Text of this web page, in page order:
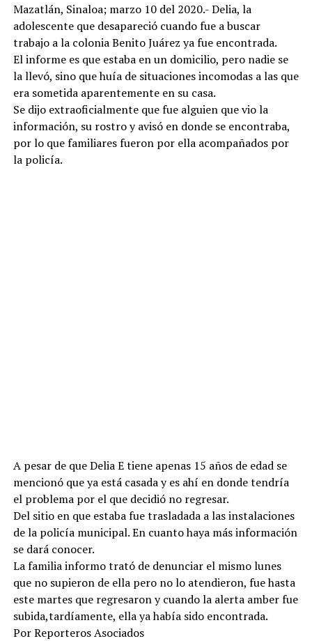
Mazatlán, Sinaloa; marzo 10 del 2020.- Delia, la
adolescente que desapareció cuando fue a buscar
trabajo a la colonia Benito Juárez ya fue encontrada.
El informe es que estaba en un domicilio, pero nadie se
la llevó, sino que huía de situaciones incomodas a las que
era sometida aparentemente en su casa.
Se dijo extraoficialmente que fue alguien que vio la
información, su rostro y avisó en donde se encontraba,
por lo que familiares fueron por ella acompañados por
la policía.
A pesar de que Delia E tiene apenas 15 años de edad se
mencionó que ya está casada y es ahí en donde tendría
el problema por el que decidió no regresar.
Del sitio en que estaba fue trasladada a las instalaciones
de la policía municipal. En cuanto haya más información
se dará conocer.
La familia informo trató de denunciar el mismo lunes
que no supieron de ella pero no lo atendieron, fue hasta
este martes que regresaron y cuando la alerta amber fue
subida,tardíamente, ella ya había sido encontrada.
Por Reporteros Asociados